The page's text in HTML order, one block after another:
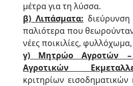
μέτρα για τη λύσσα.
β) Λιπάσματα:
παλιότερα που
νέες ποικιλίες,
γ) Μητρώο Αγροτών
Αγροτικών
κριτηρίων